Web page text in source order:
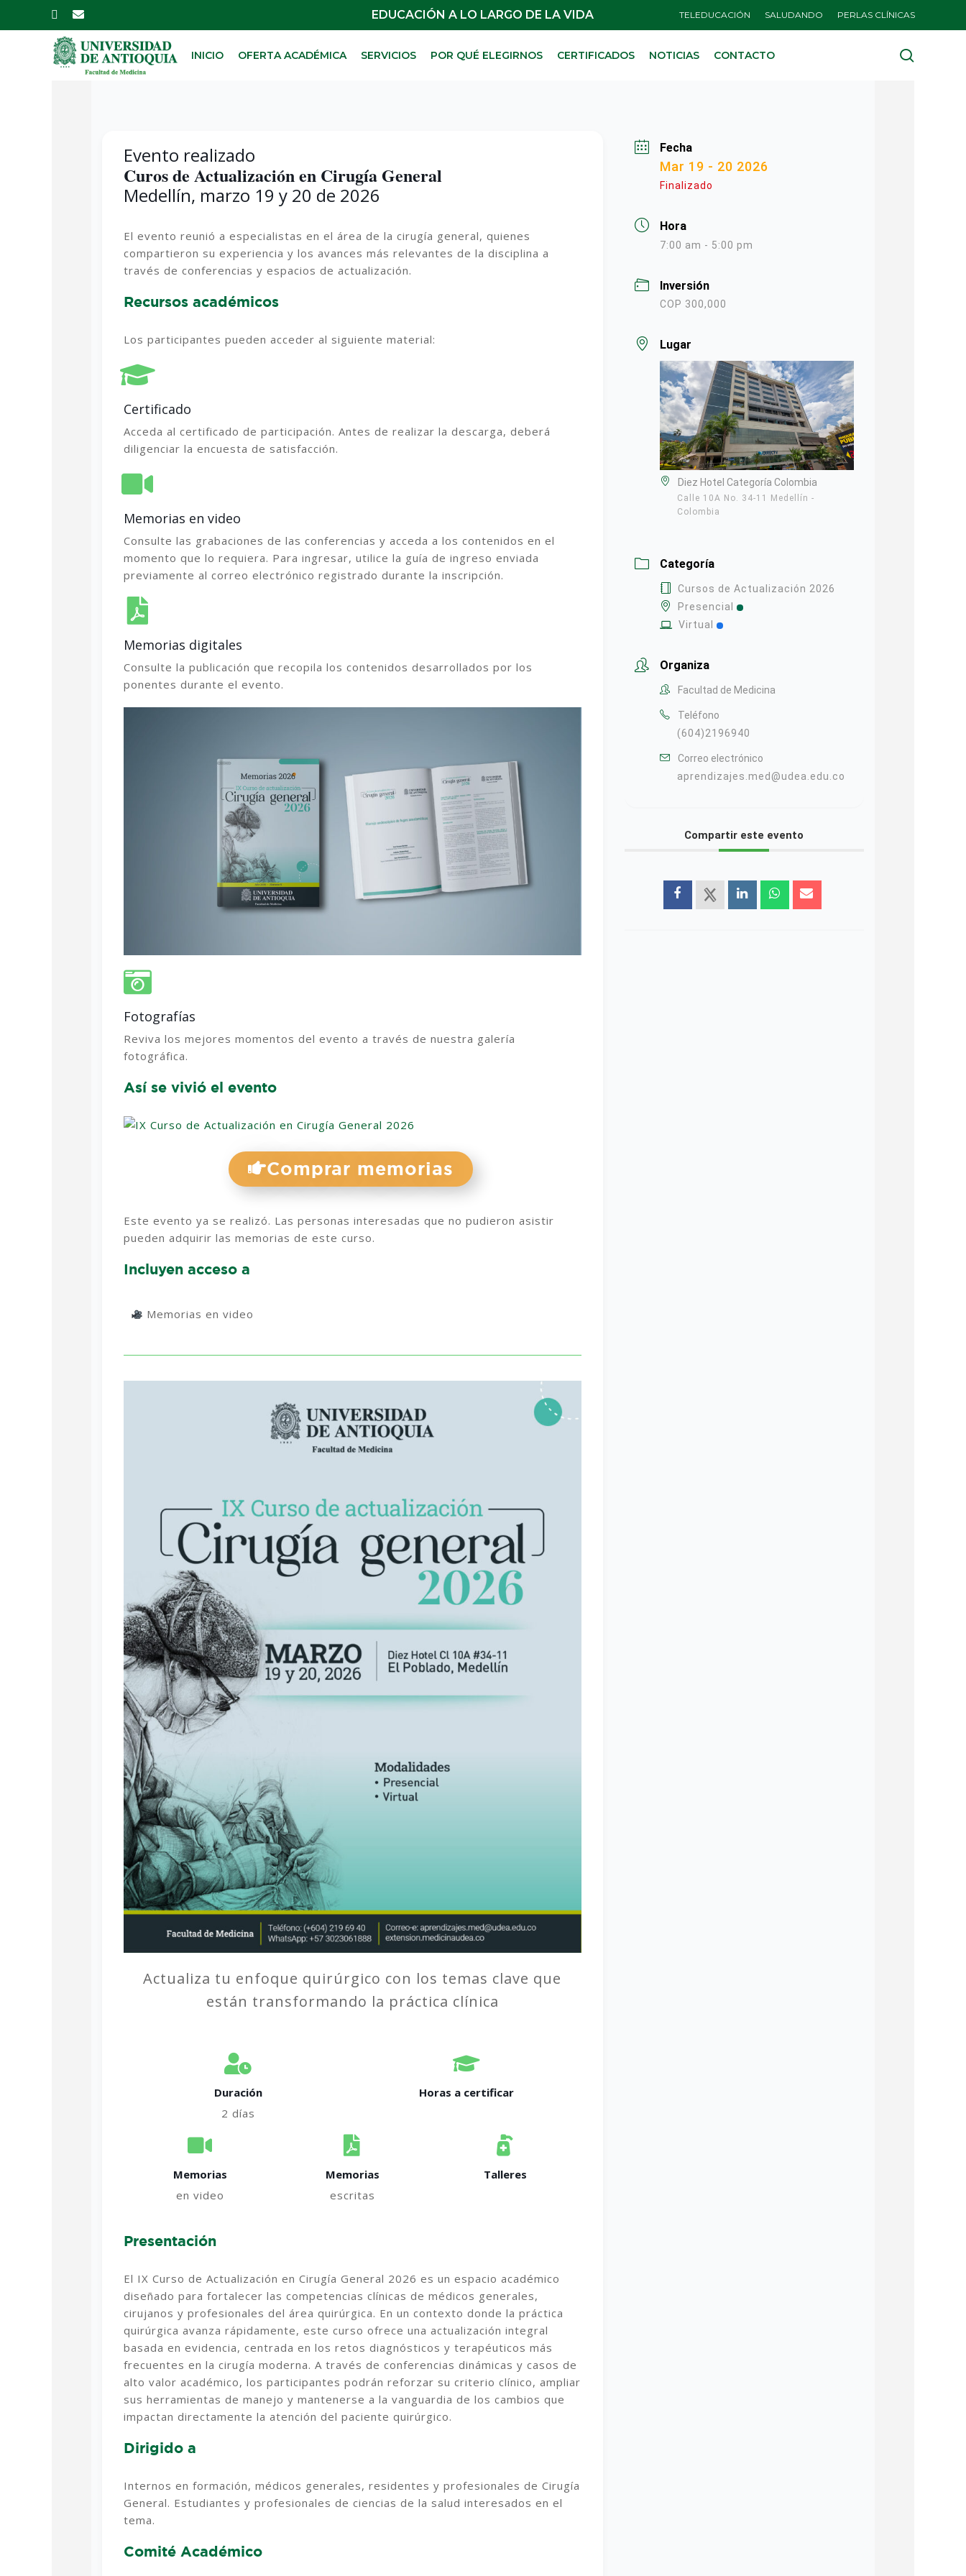
to
EDUCACIÓN A LO LARGO DE LA VIDA TELEDUCACIÓN SALUDANDO PERLAS CLÍNICAS
INICIO OFERTA ACADÉMICA SERVICIOS POR QUÉ ELEGIRNOS CERTIFICADOS NOTICIAS CONTACTO
Evento realizado
Curos de Actualización en Cirugía General
Medellín, marzo 19 y 20 de 2026
El evento reunió a especialistas en el área de la cirugía general, quienes
compartieron su experiencia y los avances más relevantes de la disciplina a
través de conferencias y espacios de actualización.
Recursos académicos
Los participantes pueden acceder al siguiente material:
Certificado
Acceda al certificado de participación. Antes de realizar la descarga, deberá
diligenciar la encuesta de satisfacción.
Memorias en video
Consulte las grabaciones de las conferencias y acceda a los contenidos en el
momento que lo requiera. Para ingresar, utilice la guía de ingreso enviada
previamente al correo electrónico registrado durante la inscripción.
Memorias digitales
Consulte la publicación que recopila los contenidos desarrollados por los
ponentes durante el evento.
Fotografías
Reviva los mejores momentos del evento a través de nuestra galería
fotográfica.
Así se vivió el evento
Comprar memorias
Este evento ya se realizó. Las personas interesadas que no pudieron asistir
pueden adquirir las memorias de este curso.
Incluyen acceso a
Memorias en video
Actualiza tu enfoque quirúrgico con los temas clave que
están transformando la práctica clínica
Duración
2 días
Horas a certificar​
Memorias
en video
Memorias
escritas
Talleres
Presentación
El IX Curso de Actualización en Cirugía General 2026 es un espacio académico
diseñado para fortalecer las competencias clínicas de médicos generales,
cirujanos y profesionales del área quirúrgica. En un contexto donde la práctica
quirúrgica avanza rápidamente, este curso ofrece una actualización integral
basada en evidencia, centrada en los retos diagnósticos y terapéuticos más
frecuentes en la cirugía moderna. A través de conferencias dinámicas y casos de
alto valor académico, los participantes podrán reforzar su criterio clínico, ampliar
sus herramientas de manejo y mantenerse a la vanguardia de los cambios que
impactan directamente la atención del paciente quirúrgico.
Dirigido a
Internos en formación, médicos generales, residentes y profesionales de Cirugía
General. Estudiantes y profesionales de ciencias de la salud interesados en el
tema.
Comité Académico
Fecha
Mar 19 - 20 2026
Finalizado
Hora
7:00 am - 5:00 pm
Inversión
COP 300,000
Lugar
Diez Hotel Categoría Colombia
Calle 10A No. 34-11 Medellín -
Colombia
Categoría
Cursos de Actualización 2026
Presencial
Virtual
Organiza
Facultad de Medicina
Teléfono
(604)2196940
Correo electrónico
aprendizajes.med@udea.edu.co
Compartir este evento